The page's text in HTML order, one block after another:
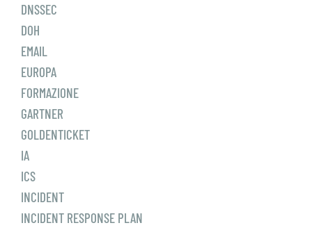
DNSSEC
DOH
EMAIL
EUROPA
FORMAZIONE
GARTNER
GOLDENTICKET
IA
ICS
INCIDENT
INCIDENT RESPONSE PLAN